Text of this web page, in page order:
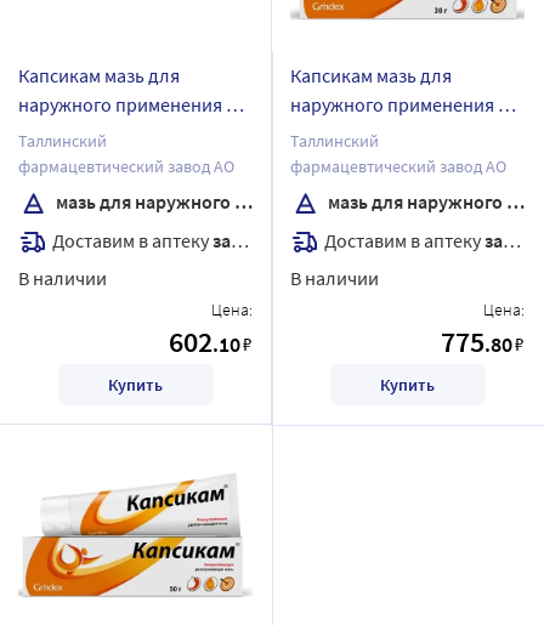
Капсикам мазь для
наружного применения 15
гр
Таллинский
фармацевтический завод АО
мазь для наружного применения
Доставим в аптекузавтра
В наличии
Цена:
602.10₽
Купить
Капсикам мазь для
наружного применения 30
гр
Таллинский
фармацевтический завод АО
мазь для наружного применения
Доставим в аптекузавтра
В наличии
Цена:
775.80₽
Купить